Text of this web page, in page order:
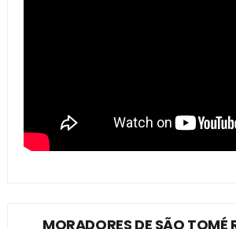
MORADORES DE SÃO TOMÉ